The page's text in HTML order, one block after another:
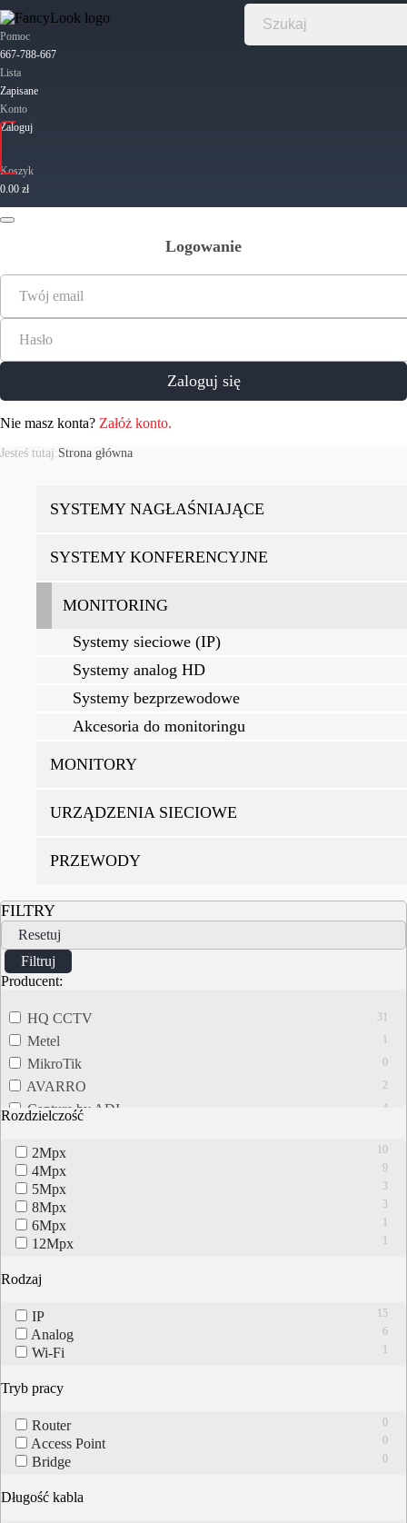
Pomoc
667-788-667
Lista
Zapisane
Konto
Zaloguj
Koszyk
0.00 zł
Logowanie
Twój email
Hasło
Zaloguj się
Nie masz konta? Załóż konto.
Jesteś tutaj:Strona główna
SYSTEMY NAGŁAŚNIAJĄCE
SYSTEMY KONFERENCYJNE
MONITORING
Systemy sieciowe (IP)
Systemy analog HD
Systemy bezprzewodowe
Akcesoria do monitoringu
MONITORY
URZĄDZENIA SIECIOWE
PRZEWODY
FILTRY
Resetuj
Filtruj
Producent:
HQ CCTV 31
Metel 1
MikroTik 0
AVARRO 2
Capture by ADI 4
ITC 0
DNR
Rozdzielczość
2Mpx 10
4Mpx 9
5Mpx 3
8Mpx 3
6Mpx 1
12Mpx 1
Rodzaj
IP 15
Analog 6
Wi-Fi 1
Tryb pracy
Router 0
Access Point 0
Bridge 0
Długość kabla